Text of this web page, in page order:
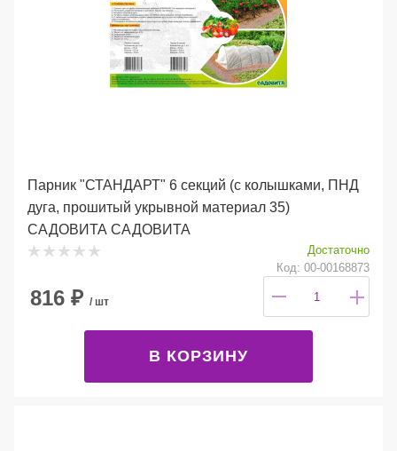
Парник "СТАНДАРТ" 6 секций (с колышками, ПНД
дуга, прошитый укрывной материал 35)
САДОВИТА САДОВИТА
Достаточно
Код: 00-00168873
816 ₽ / шт
В КОРЗИНУ